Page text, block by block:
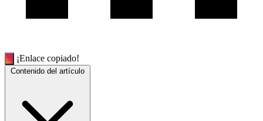
¡Enlace copiado!
Contenido del artículo